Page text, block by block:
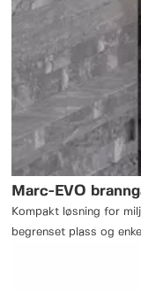
Marc-EVO
Kompakt løsning for
begrenset plass og